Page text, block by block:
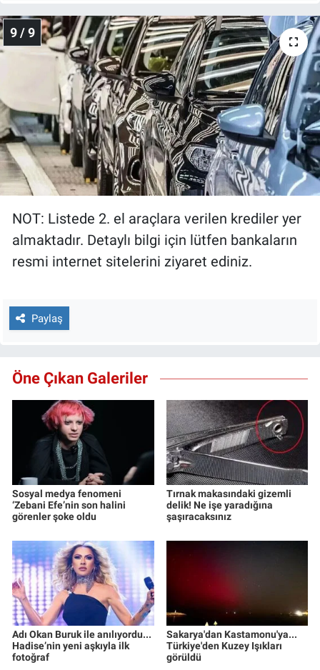
9 / 9
NOT: Listede 2. el araçlara verilen krediler yer
almaktadır. Detaylı bilgi için lütfen bankaların
resmi internet sitelerini ziyaret ediniz.
Paylaş
Öne Çıkan Galeriler
Sosyal medya fenomeni
‘Zebani Efe’nin son halini
görenler şoke oldu
Tırnak makasındaki gizemli
delik! Ne işe yaradığına
şaşıracaksınız
Adı Okan Buruk ile anılıyordu...
Hadise’nin yeni aşkıyla ilk
fotoğraf
Sakarya'dan Kastamonu'ya...
Türkiye'den Kuzey Işıkları
görüldü